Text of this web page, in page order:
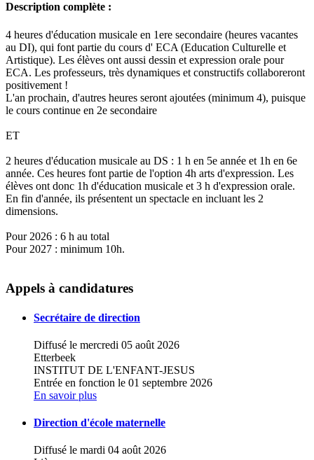
Description complète :
4 heures d'éducation musicale en 1ere secondaire (heures vacantes
au DI), qui font partie du cours d' ECA (Education Culturelle et
Artistique). Les élèves ont aussi dessin et expression orale pour
ECA. Les professeurs, très dynamiques et constructifs collaboreront
positivement !
L'an prochain, d'autres heures seront ajoutées (minimum 4), puisque
le cours continue en 2e secondaire
ET
2 heures d'éducation musicale au DS : 1 h en 5e année et 1h en 6e
année. Ces heures font partie de l'option 4h arts d'expression. Les
élèves ont donc 1h d'éducation musicale et 3 h d'expression orale.
En fin d'année, ils présentent un spectacle en incluant les 2
dimensions.
Pour 2026 : 6 h au total
Pour 2027 : minimum 10h.
INSTITUT SAINTE-MARIE
+
Appels à candidatures
Secrétaire de direction
Diffusé le mercredi 05 août 2026
Etterbeek
INSTITUT DE L'ENFANT-JESUS
Entrée en fonction le 01 septembre 2026
En savoir plus
Direction d'école maternelle
Diffusé le mardi 04 août 2026